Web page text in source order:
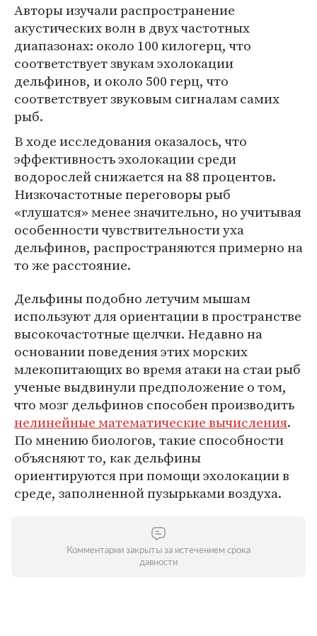
Авторы изучали распространение
акустических волн в двух частотных
диапазонах: около 100 килогерц, что
соответствует звукам эхолокации
дельфинов, и около 500 герц, что
соответствует звуковым сигналам самих
рыб.
В ходе исследования оказалось, что
эффективность эхолокации среди
водорослей снижается на 88 процентов.
Низкочастотные переговоры рыб
«глушатся» менее значительно, но учитывая
особенности чувствительности уха
дельфинов, распространяются примерно на
то же расстояние.
Дельфины подобно летучим мышам
используют для ориентации в пространстве
высокочастотные щелчки. Недавно на
основании поведения этих морских
млекопитающих во время атаки на стаи рыб
ученые выдвинули предположение о том,
что мозг дельфинов способен производить
нелинейные математические вычисления.
По мнению биологов, такие способности
объясняют то, как дельфины
ориентируются при помощи эхолокации в
среде, заполненной пузырьками воздуха.
Комментарии закрыты за истечением срока
давности